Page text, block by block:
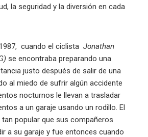
la seguridad y la diversión en cada
cuando el ciclista Jonathan
se encontraba preparando una
justo después de salir de una
al miedo de sufrir algún accidente
nocturnos le llevan a trasladar
a un garaje usando un rodillo. El
popular que sus compañeros
a su garaje y fue entonces cuando